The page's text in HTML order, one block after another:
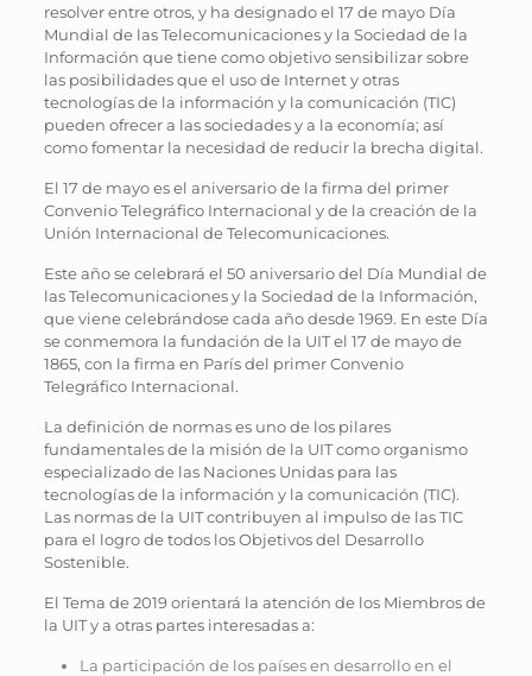
resolver entre otros, y ha designado el 17 de mayo Día
Mundial de las Telecomunicaciones y la Sociedad de la
Información que tiene como objetivo sensibilizar sobre
las posibilidades que el uso de Internet y otras
tecnologías de la información y la comunicación (TIC)
pueden ofrecer a las sociedades y a la economía; así
como fomentar la necesidad de reducir la brecha digital.
El 17 de mayo es el aniversario de la firma del primer
Convenio Telegráfico Internacional y de la creación de la
Unión Internacional de Telecomunicaciones.
Este año se celebrará el 50 aniversario del Día Mundial de
las Telecomunicaciones y la Sociedad de la Información,
que viene celebrándose cada año desde 1969. En este Día
se conmemora la fundación de la UIT el 17 de mayo de
1865, con la firma en París del primer Convenio
Telegráfico Internacional.
La definición de normas es uno de los pilares
fundamentales de la misión de la UIT como organismo
especializado de las Naciones Unidas para las
tecnologías de la inform​ación y la comunicación (TIC).
Las normas de la UIT contribuyen al impulso de las TIC
para el logro de todos los Objetivos del Desarrollo
Sostenible.
El Tema de 2019 orientará la atención de los Miembros de
la UIT y a otras partes interesadas a:
La participación de los países en desarrollo en el